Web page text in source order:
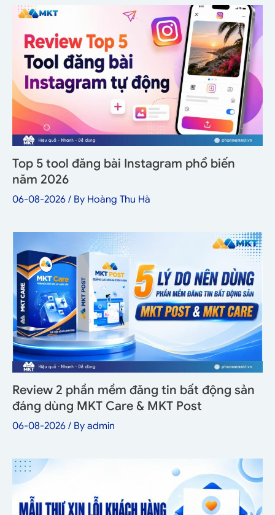
Top 5 tool đăng bài Instagram phổ biến
năm 2026
06-08-2026 / By Hoàng Thu Hà
Review 2 phần mềm đăng tin bất động sản
đáng dùng MKT Care & MKT Post
06-08-2026 / By admin